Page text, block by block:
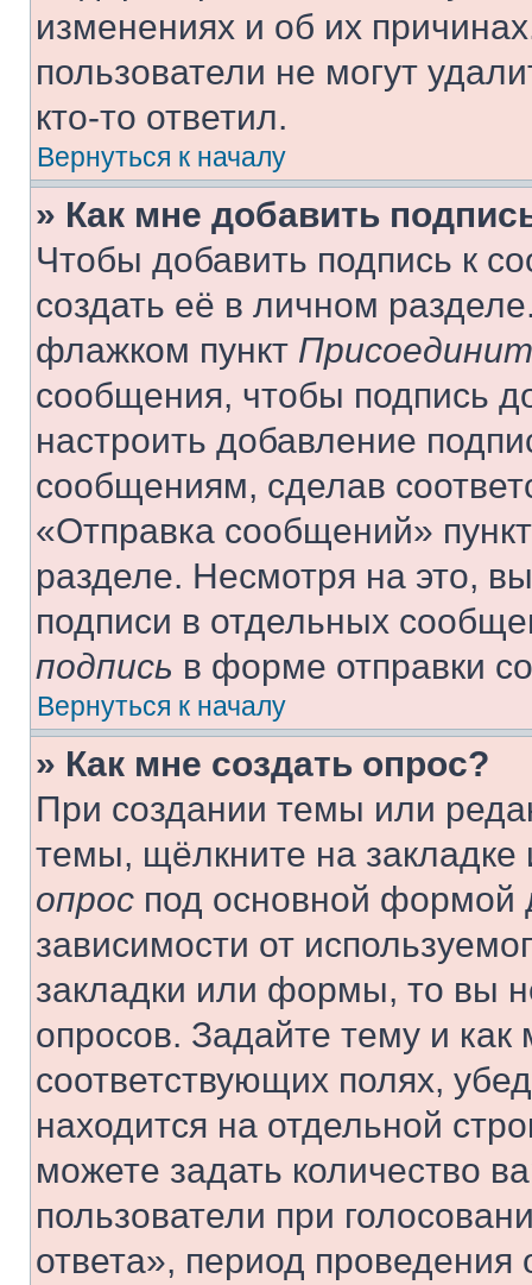
изменениях и об их
пользователи не могут
кто-то ответил.
Вернуться к началу
» Как мне добавить
Чтобы добавить подпись к
создать её в личном
флажком пункт
сообщения, чтобы подпись
настроить добавление
сообщениям, сделав
«Отправка сообщений»
разделе. Несмотря на это,
подписи в отдельных
подпись в форме отправки
Вернуться к началу
» Как мне создать опрос?
При создании темы или
темы, щёлкните на
опрос под основной формой
зависимости от
закладки или формы, то вы
опросов. Задайте тему и
соответствующих полях,
находится на отдельной
можете задать количество
пользователи при
ответа», период проведения